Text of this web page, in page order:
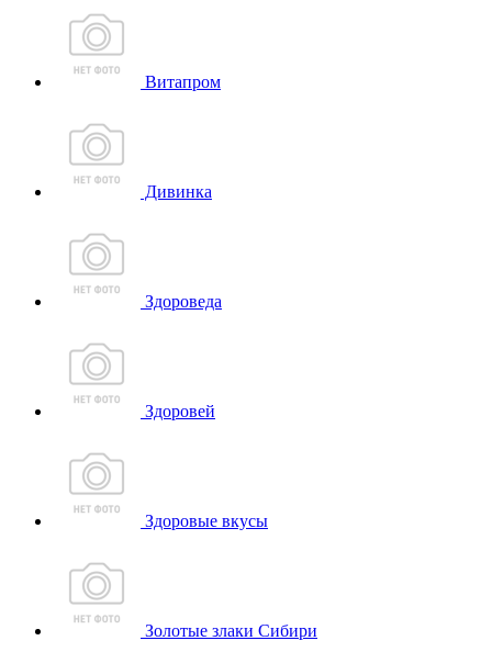
Витапром
Дивинка
Здороведа
Здоровей
Здоровые вкусы
Золотые злаки Сибири